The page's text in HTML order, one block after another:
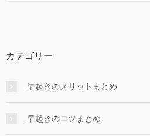
カテゴリー
早起きのメリットまとめ
早起きのコツまとめ